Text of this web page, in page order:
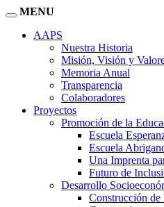
MENU
AAPS
Nuestra Historia
Misión, Visión y
Memoria Anual
Transparencia
Colaboradores
Proyectos
Promoción de la
Escuela
Escuela
Una Imprenta
Futuro de
Desarrollo
Construcción